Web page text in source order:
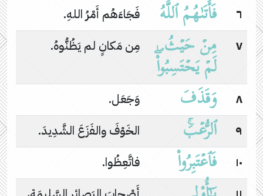
٦
فَأَتَىٰهُمُ ٱللَّهُ
فَجَاءَهُم أَمْرُ اللهِ.
٧
مِنۡ حَیۡثُ
لَمۡ یَحۡتَسِبُوا۟ۖ
مِن مَكانٍ لم يَظُنُّوهُ.
٨ وَقَذَفَ
وَجَعَل.
٩
ٱلرُّعۡبَۚ
الخَوْفَ والفَزَعَ الشَّدِيدَ.
١٠
فَٱعۡتَبِرُوا۟
فاتَّعِظُوا.